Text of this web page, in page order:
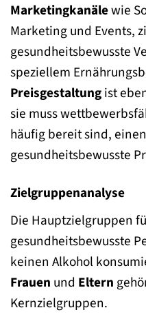
Marketingkanälewie
Marketing und Events,
gesundheitsbewusste
speziellem
Preisgestaltungist
sie muss
häufig bereit sind,
gesundheitsbewusste
Zielgruppenanalyse
Die Hauptzielgruppen
gesundheitsbewusste
keinen Alkohol
Frauen und Eltern
Kernzielgruppen.